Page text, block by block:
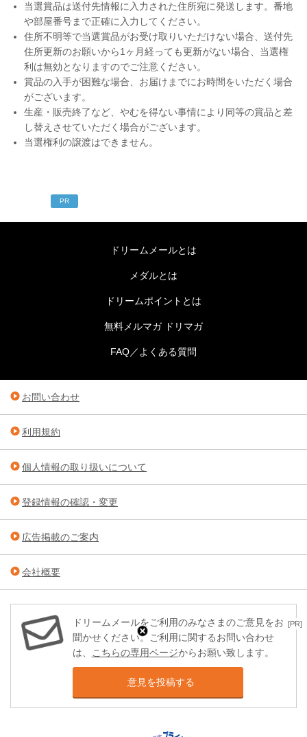
当選賞品は送付先情報に入力された住所宛に発送します。番地
や部屋番号まで正確に入力してください。
住所不明等で当選賞品がお受け取りいただけない場合、送付先
住所更新のお願いから1ヶ月経っても更新がない場合、当選権
利は無効となりますのでご注意ください。
賞品の入手が困難な場合、お届けまでにお時間をいただく場合
がございます。
生産・販売終了など、やむを得ない事情により同等の賞品と差
し替えさせていただく場合がございます。
当選権利の譲渡はできません。
[PR]
PR
ドリームメールとは
メダルとは
ドリームポイントとは
無料メルマガ ドリマガ
FAQ／よくある質問
お問い合わせ
利用規約
個人情報の取り扱いについて
登録情報の確認・変更
広告掲載のご案内
会社概要
ドリームメールをご利用のみなさまのご意見をお
聞かせください。ご利用に関するお問い合わせ
は、 こちらの専用ページからお願い致します。
意見を投稿する